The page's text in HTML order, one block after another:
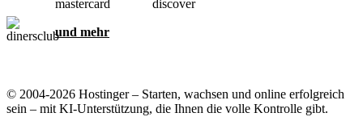
und mehr
© 2004-2026 Hostinger – Starten, wachsen und online erfolgreich
sein – mit KI-Unterstützung, die Ihnen die volle Kontrolle gibt.